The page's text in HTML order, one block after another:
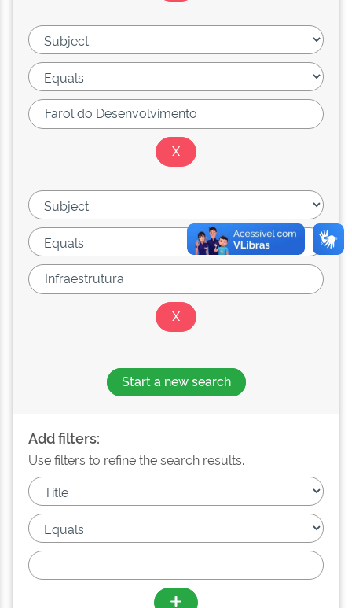
Start a new search
Add filters:
Use filters to refine the search results.